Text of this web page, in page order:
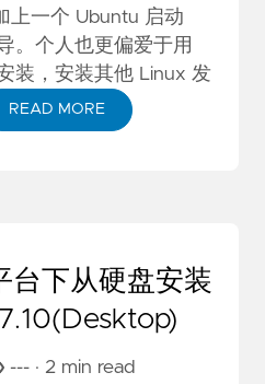
上一个 Ubuntu 启动
。个人也更偏爱于用
装，安装其他 Linux 发
READ MORE
下从硬盘安装
--- · 2 min read